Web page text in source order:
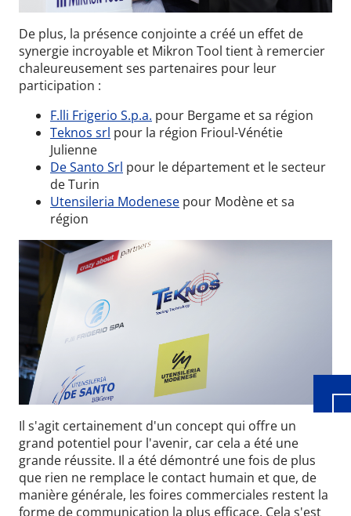
De plus, la présence conjointe a créé un effet de
synergie incroyable et Mikron Tool tient à remercier
chaleureusement ses partenaires pour leur
participation :
F.lli Frigerio S.p.a. pour Bergame et sa région
Teknos srl pour la région Frioul-Vénétie
Julienne
De Santo Srl pour le département et le secteur
de Turin
Utensileria Modenese pour Modène et sa
région
Il s'agit certainement d'un concept qui offre un
grand potentiel pour l'avenir, car cela a été une
grande réussite. Il a été démontré une fois de plus
que rien ne remplace le contact humain et que, de
manière générale, les foires commerciales restent la
forme de communication la plus efficace. Cela s'est